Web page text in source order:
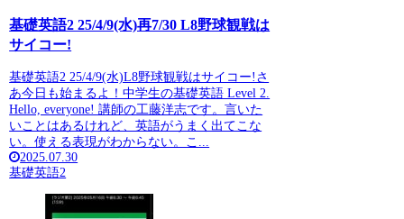
基礎英語2 25/4/9(水)再7/30 L8野球観戦は
サイコー!
基礎英語2 25/4/9(水)L8野球観戦はサイコー!さ
あ今日も始まるよ！中学生の基礎英語 Level 2.
Hello, everyone! 講師の工藤洋志です。言いた
いことはあるけれど、英語がうまく出てこな
い。使える表現がわからない。こ...
2025.07.30
基礎英語2